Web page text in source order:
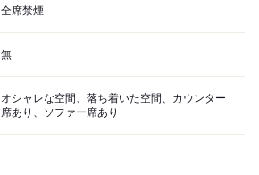
全席禁煙
無
オシャレな空間、落ち着いた空間、カウンター
席あり、ソファー席あり